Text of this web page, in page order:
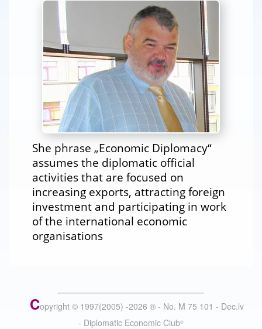
She phrase „Economic Diplomacy“
assumes the diplomatic official
activities that are focused on
increasing exports, attracting foreign
investment and participating in work
of the international economic
organisations
Copyright © 1997(2005) -2026 ® - No. M 75 101 - Dec.lv
- Diplomatic Economic Club®